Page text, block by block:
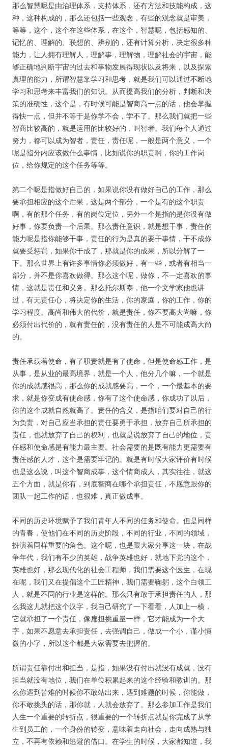
用户名或Email
密码
记住我的登录状态
没帐号？ 注册一个
那么智慧呢是由治理体系，支持体系，还有方法和技能构成，这
种，这种构成的，那么还包括一些观念，有些的观念就是审美，
等等，这个，这个在这些体系，在这个，智慧呢，包括感知的、
记忆的、理解的、联想的、辨别的，还有计算分析，决定很多种
能力，让人拥有理解人，理解事，理解物，理解社会的宇宙，能
够正确地判断宇宙的过去和事物发展得现状以及将来，以及探索
真理的能力，所谓智慧靠学习和思考，就是我们可以通过不断地
学习和思考来丰富我们的知识。从而提高我们的分析，判断和决
策的准确性，这个是，有时候可能是智商高一点的话，他会掌握
得快一点，但并不等于是你学不会，学不了。那么我们就把一些
智商比较高的，就是运用的比较好的，叫智者。我们每个人通过
努力，都可以成为智者，责任，责任呢，一般是两个意义，一个
呢是指分内应该做什么事情，比如说你的职责啊，你的工作岗
位，给你规定的这个任务等等。
第二个呢是指做好自己的，如果说你没有做好自己的工作，那么
要承担相应的这个后果，这是两个部分，一个是有的这个职责
啊，有的那个任务，有的岗位定位，另外一个是指的是你没有做
好事，你要负责一个后果。那么责任意识，就是想干事，责任的
能力呢是指你能够干事，责任的行为是真的要干事情，干不成你
就要受惩罚，如果你干成了，那就是你的成果，所以分解了一
下。那么世界上有许多事情你必须做好，有一些，或者有相当一
部分，并不是你喜欢做得。那么这个呢，做你，不一定喜欢的事
情，这就是责任和义务。那么托尔斯泰，他一个文学家他也讲
过，有无责任心，将决定你的生活，你的家庭，你的工作，你的
学习程度。高尚和伟大的代价，就是责任，你不要高大尚嘛，你
必须付出代价的，就有责任的，没有责任的人是不可能成高大尚
的。
责任承载着使命，有了职责就是有了使命，但是使命感工作，是
从事，是从业的最高境界，就是一个人，他分几个嘛，一个就是
你的成就感很高，那么你的成就感要高，一个，一个最基本的要
求，就是你变成有使命感，你有了这个使命感，你成功了以后，
你的这个成就自然就高了。责任的含义，是指咱们要对自己的行
为负责，对自己应当承担的责任要勇于承担，放弃自己所承担的
责任，也就放弃了自己的权利，也就是说放弃了自己的地位，责
任感和使命感是有能力最主要。社会需要的是既有能力更需要有
责任感的人才，这个是需要牢记的。就是有时候大家评价有时候
也是这么说，叫这个智商成事，这个情商成人，其实往往，就这
五个方面，就是你有，到底智商在哪个承担责任，不愿意跟你的
团队一起工作的话，也很难，真正做成事。
不同的历史环境赋予了我们青年人不同的任务和使命。但是同样
的青春，使他们在不同的历史阶段，不同的行业，不同的领域，
扮演着同样重要的角色。这个呢，也是跟大家分享这一块，在战
争年代，我们有不少的英雄，战争英雄也好，就地下党的这个，
英雄也好，那么现代化的社会工程师，我们需要这个医生，在现
在呢，我们又在提倡这个工匠精神，我们需要鞠躬，这个白领工
人，就是不同的行业是这样的。那么只有敢于承担责任的人，那
么我这儿就把这个汉字，我自己研究了一下看看，人加上一横，
它就承担了一个责任，像扁担挑重量一样，它才能成为一个大
字，如果不愿意去承担责任，去强调自己，做成一个小，谨小慎
微的小字，所以这个都是大家需要去把握的。
所谓责任靠付出和担当，是指，如果没有付出就没有成就，没有
担当就没有地位，我们在单位积累起来的这个经验和教训的。那
么你遇到苦难的时候你不敢站出来，遇到难题的时候，你能做，
你不敢挑头的话，那你就，人就会放弃了。那么参加工作是我们
人生一个重要的转折点，很重要的一个转折点就是你完成了从学
生到员工的，一个身份的转变，意味着走向社会，走向成熟与独
立，不再有依赖和逃避的借口。在学生的时候，大家都知道，我